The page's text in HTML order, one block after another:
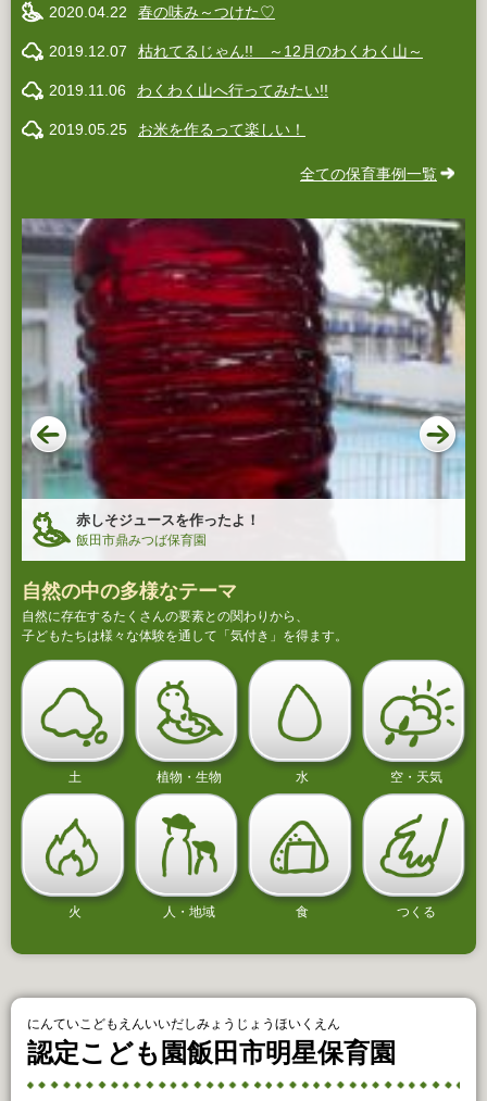
2020.04.22 春の味み～つけた♡
2019.12.07 枯れてるじゃん!! ～12月のわくわく山～
2019.11.06 わくわく山へ行ってみたい!!
2019.05.25 お米を作るって楽しい！
全ての保育事例一覧
赤しそジュースを作ったよ！
飯田市鼎みつば保育園
自然の中の多様なテーマ
自然に存在するたくさんの要素との関わりから、
子どもたちは様々な体験を通して「気付き」を得ます。
土 植物・生物 水 空・天気
火 人・地域 食 つくる
にんていこどもえんいいだしみょうじょうほいくえん
認定こども園飯田市明星保育園